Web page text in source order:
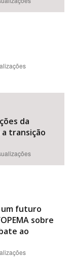
da
transição
um futuro
sobre
ao